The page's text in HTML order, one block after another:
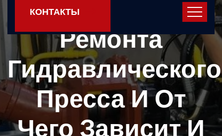
КОНТАКТЫ
Стоимость
Ремонта
Гидравлического
Пресса И От
Чего Зависит И